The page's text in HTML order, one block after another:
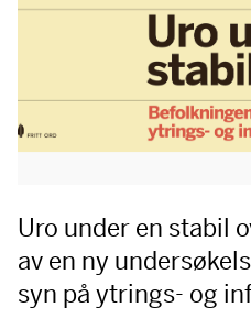
Uro under en stabil
av en ny
syn på ytrings- og